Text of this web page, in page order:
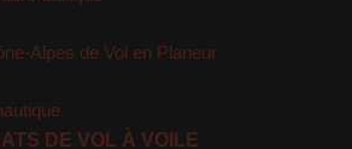
Alpes de Vol en Planeur
DE VOL À VOILE